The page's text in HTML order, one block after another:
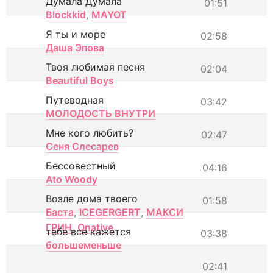
01:51
Blockkid, MAYOT
02:58
Я ты и море
Даша Эпова
02:04
Твоя любимая песня
Beautiful Boys
03:42
Путеводная
МОЛОДОСТЬ ВНУТРИ
02:47
Мне кого любить?
Сеня Слесарев
04:16
Бессовестный
Ato Woody
01:58
Возле дома твоего
Баста, ICEGERGERT, МАКСИ
ГРИН, Onative 03:38
тебе все кажется
большеменьше
02:41